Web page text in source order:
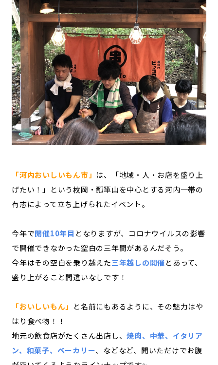
「河内おいしいもん市」 は、「地域・人・お店を盛り上
げたい！」という枚岡・瓢箪山を中心とする河内一帯の
有志によって立ち上げられたイベント。
今年で開催10年目 となりますが、コロナウイルスの影響
で開催できなかった空白の三年間があるんだそう。
今年はその空白を乗り越えた三年越しの開催とあって、
盛り上がること間違いなしです！
「おいしいもん」
と名前にもあるように、その魅力はや
はり食べ物！！
地元の飲食店がたくさん出店し、焼肉、中華、イタリア
ン、和菓子、ベーカリー、などなど、聞いただけでお腹